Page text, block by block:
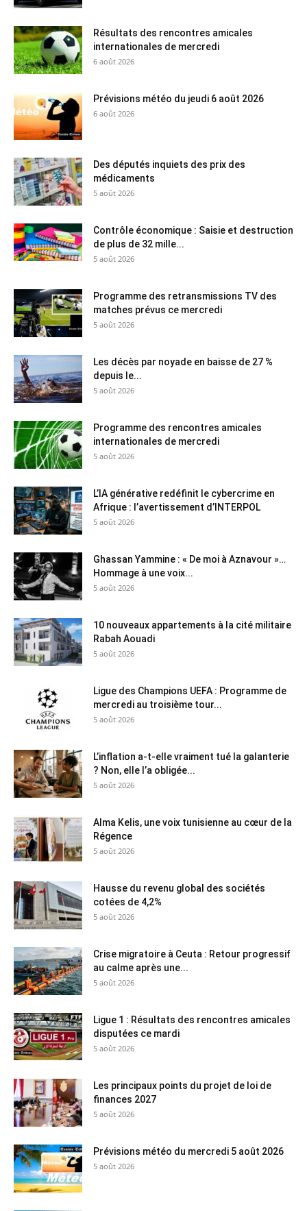
Résultats des rencontres amicales
internationales de mercredi
6 août 2026
Prévisions météo du jeudi 6 août 2026
6 août 2026
Des députés inquiets des prix des
médicaments
5 août 2026
Contrôle économique : Saisie et destruction
de plus de 32 mille...
5 août 2026
Programme des retransmissions TV des
matches prévus ce mercredi
5 août 2026
Les décès par noyade en baisse de 27 %
depuis le...
5 août 2026
Programme des rencontres amicales
internationales de mercredi
5 août 2026
L’IA générative redéfinit le cybercrime en
Afrique : l’avertissement d’INTERPOL
5 août 2026
Ghassan Yammine : « De moi à Aznavour »…
Hommage à une voix...
5 août 2026
10 nouveaux appartements à la cité militaire
Rabah Aouadi
5 août 2026
Ligue des Champions UEFA : Programme de
mercredi au troisième tour...
5 août 2026
L’inflation a-t-elle vraiment tué la galanterie
? Non, elle l’a obligée...
5 août 2026
Alma Kelis, une voix tunisienne au cœur de la
Régence
5 août 2026
Hausse du revenu global des sociétés
cotées de 4,2%
5 août 2026
Crise migratoire à Ceuta : Retour progressif
au calme après une...
5 août 2026
Ligue 1 : Résultats des rencontres amicales
disputées ce mardi
5 août 2026
Les principaux points du projet de loi de
finances 2027
5 août 2026
Prévisions météo du mercredi 5 août 2026
5 août 2026